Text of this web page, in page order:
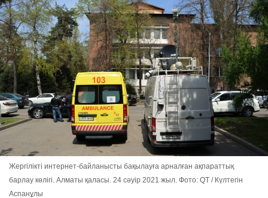
Жергілікті интернет-байланысты бақылауға арналған ақпараттық
барлау көлігі. Алматы қаласы. 24 сәуір 2021 жыл. Фото: QT / Күлтегін
Аспанұлы